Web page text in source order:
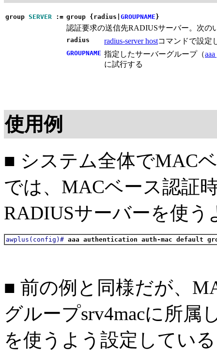
group SERVER := group {radius| GROUPNAME }
認証要求の送信先RADIUSサーバー。次の
radius radius-server hostコマンドで設定
GROUPNAME 指定したサーバーグループ（
に試行する
使用例
■ システム全体でMAC
では、MACベース認証
RADIUSサーバーを使
awplus(config)# aaa authentication auth-mac default
■ 前の例と同様だが、
グループsrv4macに所属
を使うよう設定してい